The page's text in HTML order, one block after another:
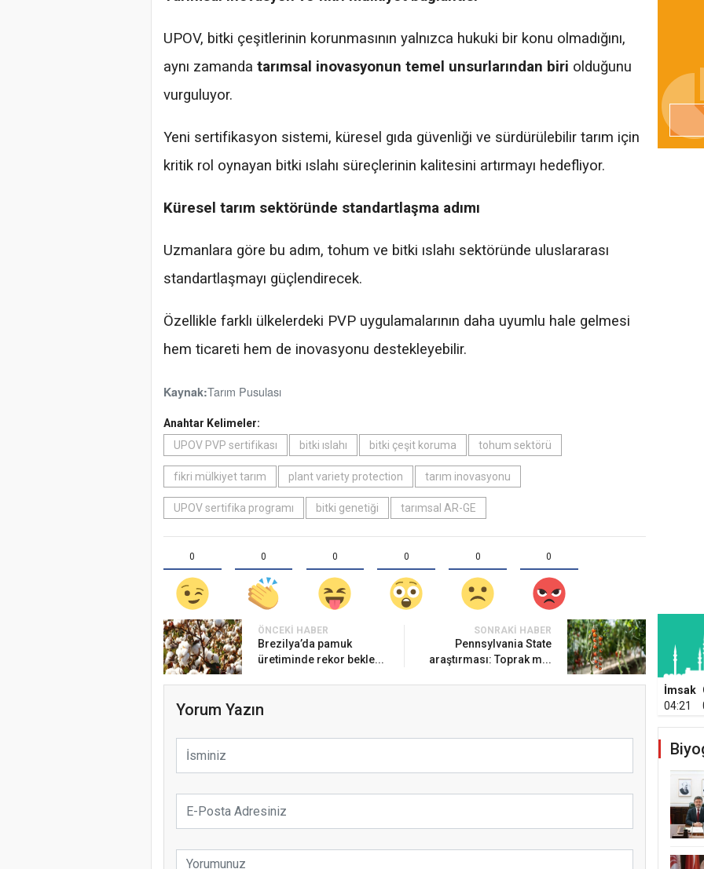
UPOV, bitki çeşitlerinin korunmasının yalnızca hukuki bir konu olmadığını,
aynı zamanda tarımsal inovasyonun temel unsurlarından biri olduğunu
vurguluyor.
Yeni sertifikasyon sistemi, küresel gıda güvenliği ve sürdürülebilir tarım için
kritik rol oynayan bitki ıslahı süreçlerinin kalitesini artırmayı hedefliyor.
Küresel tarım sektöründe standartlaşma adımı
Uzmanlara göre bu adım, tohum ve bitki ıslahı sektöründe uluslararası
standartlaşmayı güçlendirecek.
Özellikle farklı ülkelerdeki PVP uygulamalarının daha uyumlu hale gelmesi
hem ticareti hem de inovasyonu destekleyebilir.
Kaynak:Tarım Pusulası
Anahtar Kelimeler:
UPOV PVP sertifikası
bitki ıslahı bitki çeşit koruma tohum sektörü
fikri mülkiyet tarım plant variety protection tarım inovasyonu
UPOV sertifika programı bitki genetiği tarımsal AR-GE
0 0 0 0 0 0
ÖNCEKI HABER
Brezilya’da pamuk
üretiminde rekor bekle...
SONRAKI HABER
Pennsylvania State
araştırması: Toprak m...
Yorum Yazın
İmsak
04:21